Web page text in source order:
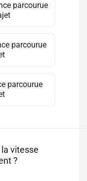
parcourue
parcourue
parcourue
vitesse
?